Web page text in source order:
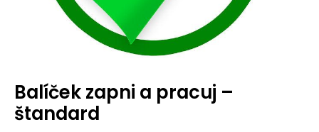
Balíček zapni a pracuj –
štandard